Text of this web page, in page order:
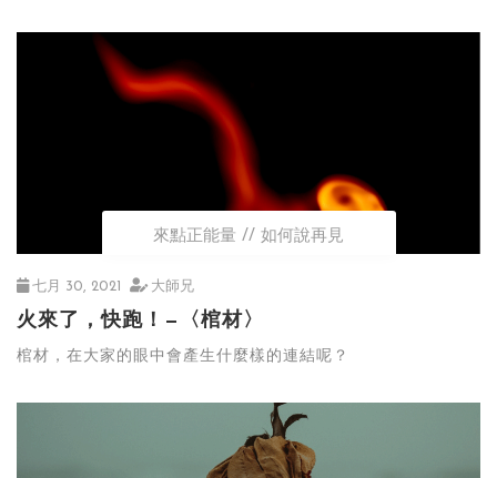
來點正能量 如何說再見
七月 30, 2021 大師兄
火來了，快跑！—〈棺材〉
棺材，在大家的眼中會產生什麼樣的連結呢？